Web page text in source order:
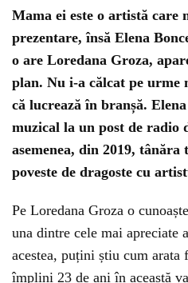
Mama ei este o artistă care
prezentare, însă Elena
o are Loredana Groza,
plan. Nu i-a călcat pe urme
că lucrează în branșă.
muzical la un post de radio
asemenea, din 2019, tânăra
poveste de dragoste cu
Pe Loredana Groza o
una dintre cele mai apreciate
acestea, puțini știu cum arata
împlini 23 de ani în această